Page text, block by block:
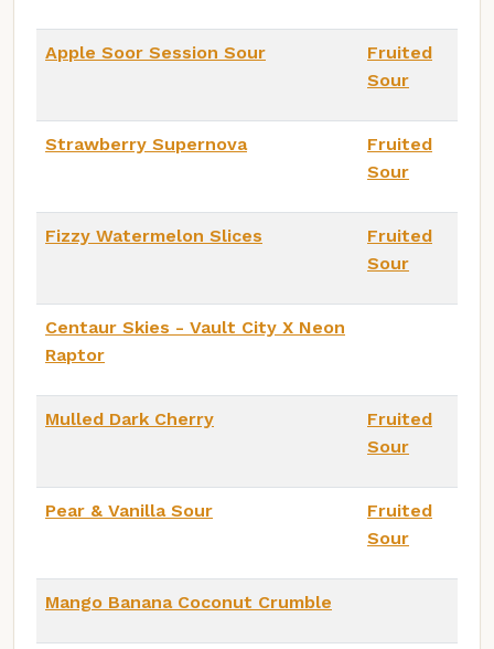
Apple Soor Session Sour
Fruited
Sour
Strawberry Supernova
Fruited
Sour
Fizzy Watermelon Slices
Fruited
Sour
Centaur Skies - Vault City X Neon
Raptor
Mulled Dark Cherry
Fruited
Sour
Pear & Vanilla Sour
Fruited
Sour
Mango Banana Coconut Crumble